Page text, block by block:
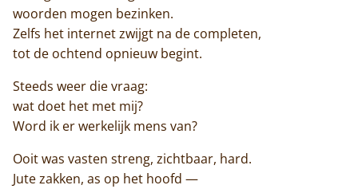
woorden mogen bezinken.
Zelfs het internet zwijgt na de completen,
tot de ochtend opnieuw begint.
Steeds weer die vraag:
wat doet het met mij?
Word ik er werkelijk mens van?
Ooit was vasten streng, zichtbaar, hard.
Jute zakken, as op het hoofd —